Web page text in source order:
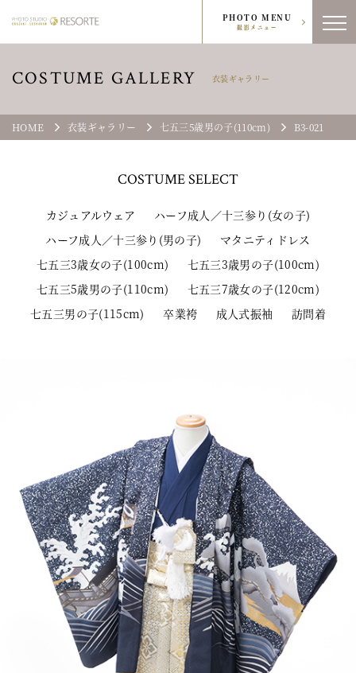
PHOTO MENU
撮影メニュー
COSTUME GALLERY 衣装ギャラリー
HOME 衣装ギャラリー 七五三5歳男の子(110cm) B3-021
COSTUMESELECT
カジュアルウェア
ハーフ成人／十三参り(女の子)
ハーフ成人／十三参り(男の子)
マタニティドレス
七五三3歳女の子(100cm)
七五三3歳男の子(100cm)
七五三5歳男の子(110cm)
七五三7歳女の子(120cm)
七五三男の子(115cm)
卒業袴 成人式振袖 訪問着